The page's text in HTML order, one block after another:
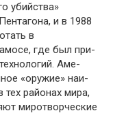
убий­ства»
и в 1988
в
где был при­
Аме­
«оружие» наи­
районах мира,
миротворческие